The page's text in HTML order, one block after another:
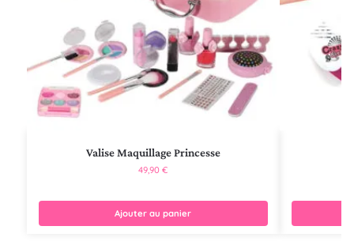
Valise Maquillage Princesse
49,90€
Ajouter au panier